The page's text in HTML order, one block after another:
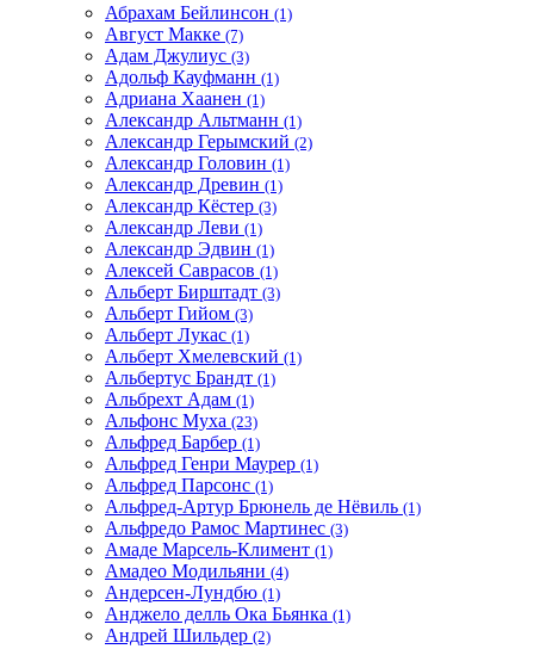
Абрахам Бейлинсон (1)
Август Макке (7)
Адам Джулиус (3)
Адольф Кауфманн (1)
Адриана Хаанен (1)
Александр Альтманн (1)
Александр Герымский (2)
Александр Головин (1)
Александр Древин (1)
Александр Кёстер (3)
Александр Леви (1)
Александр Эдвин (1)
Алексей Саврасов (1)
Альберт Бирштадт (3)
Альберт Гийом (3)
Альберт Лукас (1)
Альберт Хмелевский (1)
Альбертус Брандт (1)
Альбрехт Адам (1)
Альфонс Муха (23)
Альфред Барбер (1)
Альфред Генри Маурер (1)
Альфред Парсонс (1)
Альфред-Артур Брюнель де Нёвиль (1)
Альфредо Рамос Мартинес (3)
Амаде Марсель-Климент (1)
Амадео Модильяни (4)
Андерсен-Лундбю (1)
Анджело делль Ока Бьянка (1)
Андрей Шильдер (2)